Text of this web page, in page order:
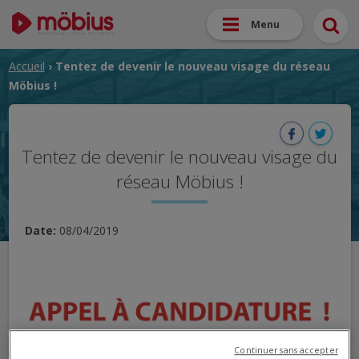
Menu
Accueil › Tentez de devenir le nouveau visage du réseau
Möbius !
Tentez de devenir le nouveau visage du
réseau Möbius !
Date: 08/04/2019
Continuer sans accepter